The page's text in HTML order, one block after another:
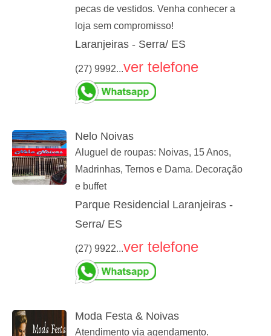
pecas de vestidos. Venha conhecer a
loja sem compromisso!
Laranjeiras - Serra/ ES
(27) 9992...ver telefone
Nelo Noivas
Aluguel de roupas: Noivas, 15 Anos,
Madrinhas, Ternos e Dama. Decoração
e buffet
Parque Residencial Laranjeiras -
Serra/ ES
(27) 9922...ver telefone
Moda Festa & Noivas
Atendimento via agendamento.